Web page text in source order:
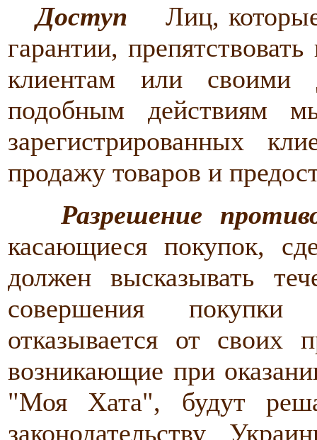
Доступ Лиц, которые
гарантии,
клиентам или своими
подобным действиям
зарегистрированных
продажу товаров и
Разрешение
касающиеся покупок,
должен высказывать
совершения
отказывается от своих
возникающие при
"Моя Хата", будут
законодательству